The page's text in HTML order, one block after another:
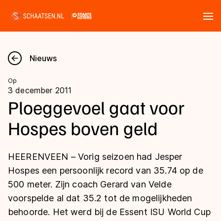
Nieuws
Kalender
Disciplines
Langebaan
Shorttrack
Inlineskaten
Uitslagen
Langebaan
Shorttrack
Marathon
Tijden & historie
Ranglijsten Langebaan
Nieuws
Op
3 december 2011
Ploeggevoel gaat voor
Hospes boven geld
HEERENVEEN – Vorig seizoen had Jesper
Hospes een persoonlijk record van 35.74 op de
500 meter. Zijn coach Gerard van Velde
voorspelde al dat 35.2 tot de mogelijkheden
behoorde. Het werd bij de Essent ISU World Cup